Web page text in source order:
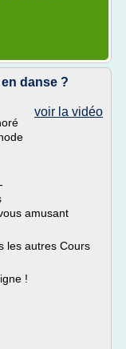
danse ?
voir la vidéo
amusant
les autres Cours
!